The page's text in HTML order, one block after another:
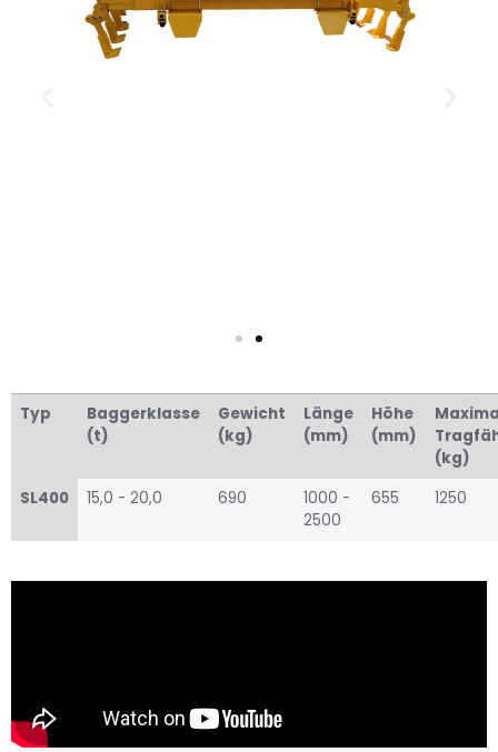
Typ
Baggerklasse
(t)
Gewicht
(kg)
Länge
(mm)
Höhe
(mm)
(kg)
SL400
15,0 - 20,0 690
1000 -
2500
655 1250